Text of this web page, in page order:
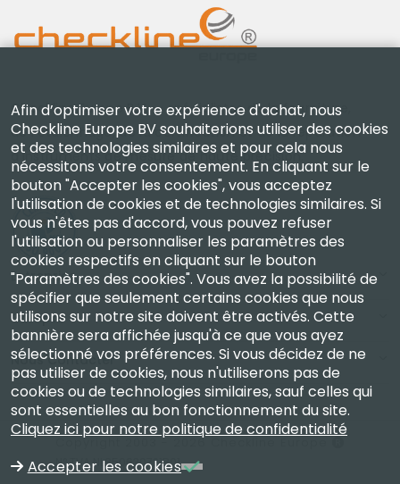
Checkline Europe B.V. — spécialistes de la fourniture,
de l'étalonnage, de la certification et de la réparation
d'instruments de mesure de haute précision.
Entreprise
Compte
Nous Contacter
Copyright 2003 - 2026 Checkline Europe
N° TVA NL850630721B01
Afin d’optimiser votre expérience d'achat, nous
Checkline Europe BV souhaiterions utiliser des cookies
et des technologies similaires et pour cela nous
nécessitons votre consentement. En cliquant sur le
bouton "Accepter les cookies", vous acceptez
l'utilisation de cookies et de technologies similaires. Si
vous n'êtes pas d'accord, vous pouvez refuser
l'utilisation ou personnaliser les paramètres des
cookies respectifs en cliquant sur le bouton
"Paramètres des cookies". Vous avez la possibilité de
spécifier que seulement certains cookies que nous
utilisons sur notre site doivent être activés. Cette
bannière sera affichée jusqu'à ce que vous ayez
sélectionné vos préférences. Si vous décidez de ne
pas utiliser de cookies, nous n'utiliserons pas de
cookies ou de technologies similaires, sauf celles qui
sont essentielles au bon fonctionnement du site.
Cliquez ici pour notre politique de confidentialité
Accepter les cookies